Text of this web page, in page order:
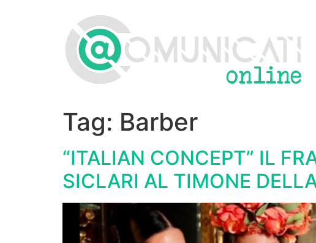
Tag: Barber
“ITALIAN CONCEPT” IL
SICLARI AL TIMONE